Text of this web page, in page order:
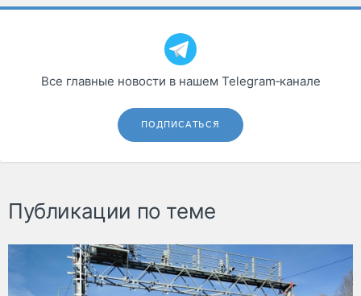
Все главные новости в нашем Telegram‑канале
ПОДПИСАТЬСЯ
Публикации по теме